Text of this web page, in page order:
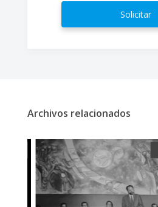
Solicitar
Archivos relacionados